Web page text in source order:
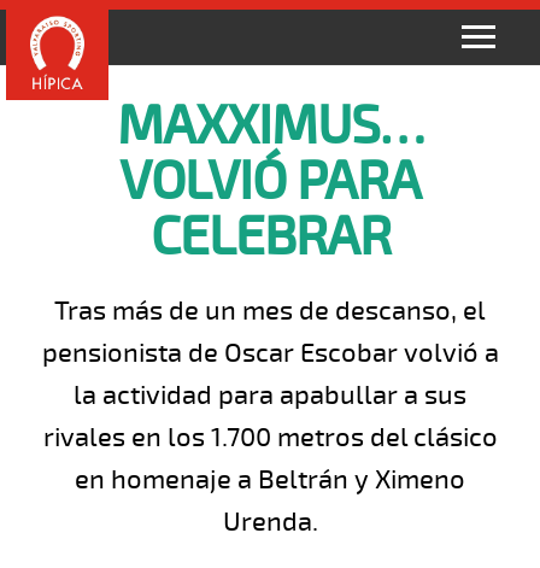
MAXXIMUS…
VOLVIÓ PARA
CELEBRAR
Tras más de un mes de descanso, el
pensionista de Oscar Escobar volvió a
la actividad para apabullar a sus
rivales en los 1.700 metros del clásico
en homenaje a Beltrán y Ximeno
Urenda.